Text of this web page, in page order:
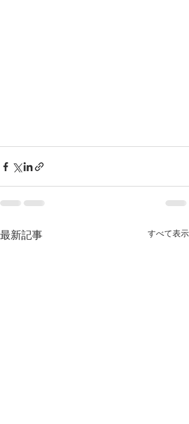
最新記事 すべて表示